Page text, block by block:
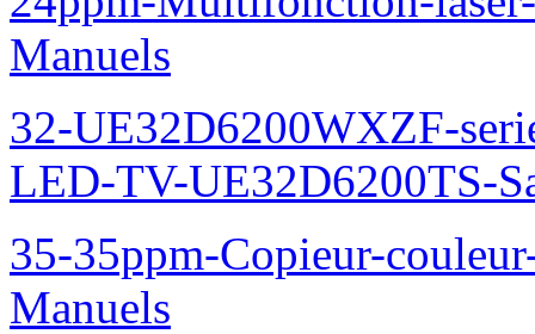
Manuels
32-UE32D6200WXZF-
LED-TV-UE32D6200TS-
35-35ppm-Copieur-
Manuels